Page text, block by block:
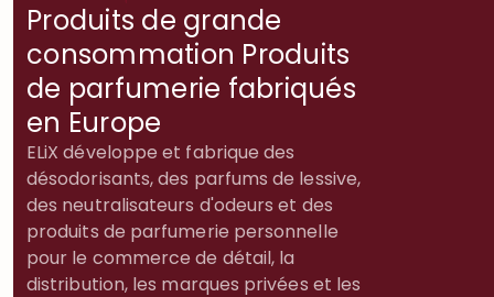
Produits de grande
consommation Produits
de parfumerie fabriqués
en Europe
ELiX développe et fabrique des
désodorisants, des parfums de lessive,
des neutralisateurs d'odeurs et des
produits de parfumerie personnelle
pour le commerce de détail, la
distribution, les marques privées et les